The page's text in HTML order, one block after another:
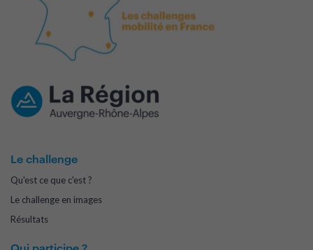
Le challenge
Qu'est ce que c'est ?
Le challenge en images
Résultats